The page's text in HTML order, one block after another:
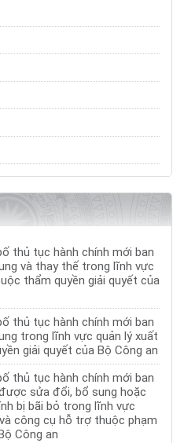
thủ tục hành chính mới ban
và thay thế trong lĩnh vực
thẩm quyền giải quyết của
thủ tục hành chính mới ban
trong lĩnh vực quản lý xuất
giải quyết của Bộ Công an
thủ tục hành chính mới ban
sửa đổi, bổ sung hoặc
bị bãi bỏ trong lĩnh vực
công cụ hỗ trợ thuộc phạm
Công an